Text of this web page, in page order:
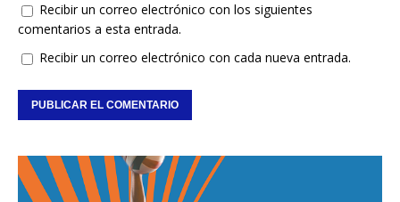
Recibir un correo electrónico con los siguientes
comentarios a esta entrada.
Recibir un correo electrónico con cada nueva entrada.